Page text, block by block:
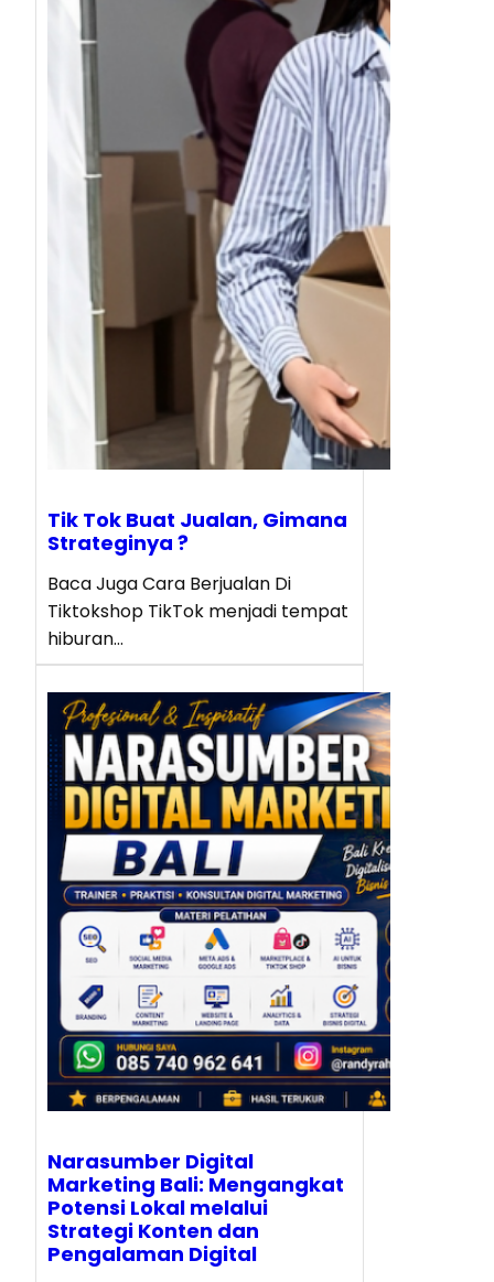
Tik Tok Buat Jualan, Gimana
Strateginya ?
Baca Juga Cara Berjualan Di
Tiktokshop TikTok menjadi tempat
hiburan…
Narasumber Digital
Marketing Bali: Mengangkat
Potensi Lokal melalui
Strategi Konten dan
Pengalaman Digital